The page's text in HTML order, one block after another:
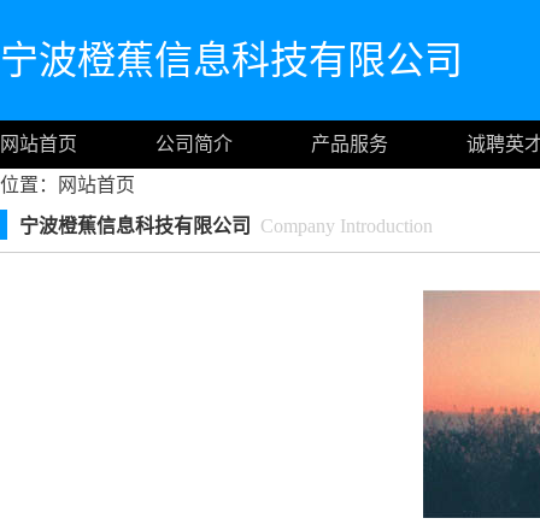
宁波橙蕉信息科技有限公司
网站首页 公司简介 产品服务
诚聘英
位置：
网站首页
宁波橙蕉信息科技有限公司
Company Introduction